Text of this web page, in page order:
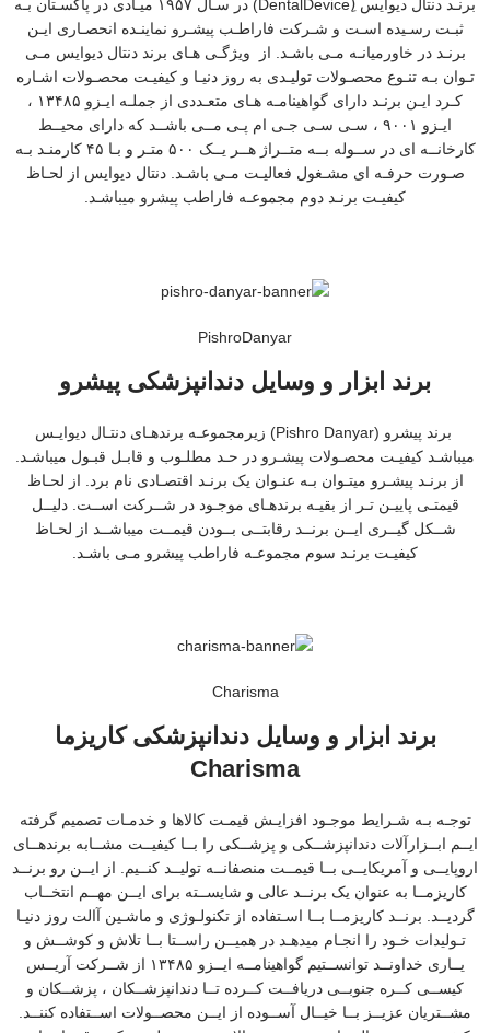
برنـد دنتال دیوایس (ِDentalDevice) در سـال ۱۹۵۷ میـادی در پاکسـتان بـه
ثبـت رسـیده اسـت و شـرکت فاراطـب پیشـرو نماینـده انحصـاری ایـن
برنـد در خاورمیانـه مـی باشـد. از ویژگـی هـای برند دنتال دیوایس مـی
تـوان بـه تنـوع محصـولات تولیـدی به روز دنیـا و کیفیـت محصـولات اشـاره
کـرد ایـن برنـد دارای گواهینامـه هـای متعـددی از جملـه ایـزو ۱۳۴۸۵ ،
ایـزو ۹۰۰۱ ، سـی سـی جـی ام پـی مــی باشــد که دارای محیــط
کارخانــه ای در ســوله بــه متــراژ هــر یــک ۵۰۰ متـر و بـا ۴۵ کارمنـد بـه
صـورت حرفـه ای مشـغول فعالیـت مـی باشـد. دنتال دیوایس از لحـاظ
کیفیـت برنـد دوم مجموعـه فاراطب پیشرو میباشـد.
PishroDanyar
برند ابزار و وسایل دندانپزشکی پیشرو
برند پیشرو (Pishro Danyar) زیرمجموعـه برندهـای دنتـال دیوایـس
میباشـد کیفیـت محصـولات پیشـرو در حـد مطلـوب و قابـل قبـول میباشـد.
از برنـد پیشـرو میتـوان بـه عنـوان یک برنـد اقتصـادی نام برد. از لحـاظ
قیمتـی پاییـن تـر از بقیـه برندهـای موجـود در شــرکت اســت. دلیــل
شــکل گیــری ایــن برنــد رقابتــی بــودن قیمــت میباشــد از لحـاظ
کیفیـت برنـد سوم مجموعـه فاراطب پیشرو مـی باشـد.
Charisma
برند ابزار و وسایل دندانپزشکی کاریزما
Charisma
توجـه بـه شـرایط موجـود افزایـش قیمـت کالاها و خدمـات تصمیم گرفته
ایــم ابــزارآلات دندانپزشــکی و پزشــکی را بــا کیفیــت مشــابه برندهــای
اروپایــی و آمریکایــی بــا قیمــت منصفانــه تولیــد کنــیم. از ایــن رو برنــد
کاریزمــا به عنوان یک برنــد عالی و شایســته برای ایــن مهــم انتخــاب
گردیــد. برنــد کاریزمــا بــا اسـتفاده از تکنولـوژی و ماشـین آالت روز دنیـا
تـولیدات خـود را انجـام میدهـد در همیــن راســتا بــا تلاش و کوشــش و
یــاری خداونــد توانســتیم گواهینامــه ایــزو ۱۳۴۸۵ از شــرکت آریــس
کیســی کــره جنوبــی دریافــت کــرده تــا دندانپزشــکان ، پزشــکان و
مشــتریان عزیــز بــا خیــال آســوده از ایــن محصــولات اســتفاده کننــد.